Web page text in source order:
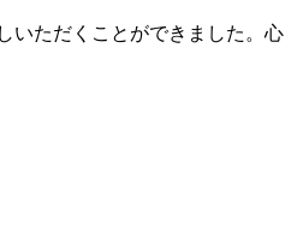
いただくことができました。心